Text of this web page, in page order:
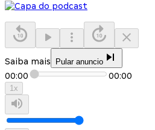
Saiba mais Pular anuncio
00:00 00:00
1x